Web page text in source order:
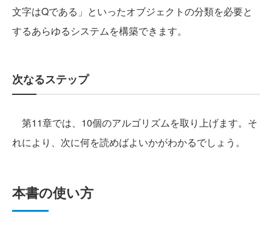
文字はQである」といったオブジェクトの分類を必要と
するあらゆるシステムを構築できます。
次なるステップ
第11章では、10個のアルゴリズムを取り上げます。そ
れにより、次に何を読めばよいかがわかるでしょう。
本書の使い方